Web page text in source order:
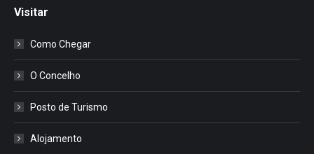
Visitar
Como Chegar
O Concelho
Posto de Turismo
Alojamento